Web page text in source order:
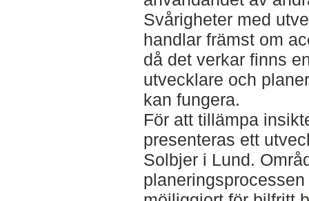
Svårigheter med
handlar främst om
då det verkar finns
utvecklare och
kan fungera.
För att tillämpa
presenteras ett
Solbjer i Lund.